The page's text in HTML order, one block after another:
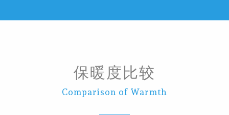
保暖度比较
Comparison of Warmth